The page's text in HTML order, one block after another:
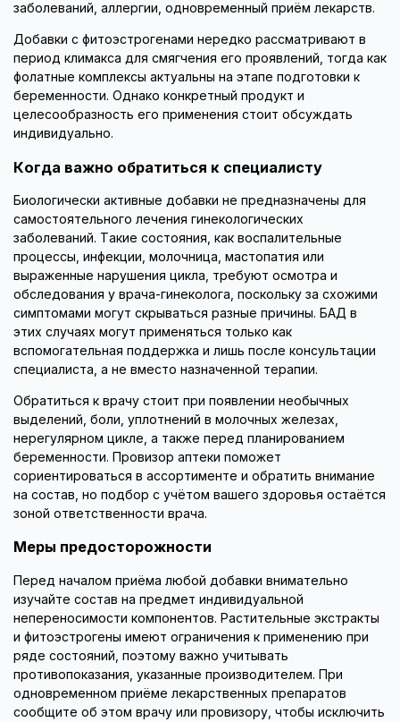
заболеваний, аллергии, одновременный приём лекарств.
Добавки с фитоэстрогенами нередко рассматривают в
период климакса для смягчения его проявлений, тогда как
фолатные комплексы актуальны на этапе подготовки к
беременности. Однако конкретный продукт и
целесообразность его применения стоит обсуждать
индивидуально.
Когда важно обратиться к специалисту
Биологически активные добавки не предназначены для
самостоятельного лечения гинекологических
заболеваний. Такие состояния, как воспалительные
процессы, инфекции, молочница, мастопатия или
выраженные нарушения цикла, требуют осмотра и
обследования у врача-гинеколога, поскольку за схожими
симптомами могут скрываться разные причины. БАД в
этих случаях могут применяться только как
вспомогательная поддержка и лишь после консультации
специалиста, а не вместо назначенной терапии.
Обратиться к врачу стоит при появлении необычных
выделений, боли, уплотнений в молочных железах,
нерегулярном цикле, а также перед планированием
беременности. Провизор аптеки поможет
сориентироваться в ассортименте и обратить внимание
на состав, но подбор с учётом вашего здоровья остаётся
зоной ответственности врача.
Меры предосторожности
Перед началом приёма любой добавки внимательно
изучайте состав на предмет индивидуальной
непереносимости компонентов. Растительные экстракты
и фитоэстрогены имеют ограничения к применению при
ряде состояний, поэтому важно учитывать
противопоказания, указанные производителем. При
одновременном приёме лекарственных препаратов
сообщите об этом врачу или провизору, чтобы исключить